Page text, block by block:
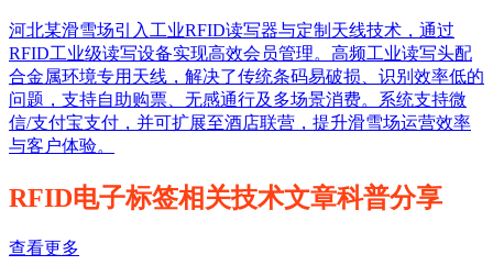
河北某滑雪场引入工业RFID读写器与定制天线技术，通过
RFID工业级读写设备实现高效会员管理。高频工业读写头配
合金属环境专用天线，解决了传统条码易破损、识别效率低的
问题，支持自助购票、无感通行及多场景消费。系统支持微
信/支付宝支付，并可扩展至酒店联营，提升滑雪场运营效率
与客户体验。
RFID电子标签相关技术文章科普分享
查看更多